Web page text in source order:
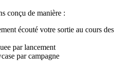
conçu de manière :
écouté votre sortie au cours des
par lancement
par campagne